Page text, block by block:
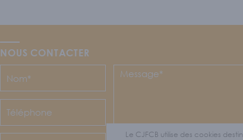
Le CJFCB utilise des cookies
NOUS CONTACTER